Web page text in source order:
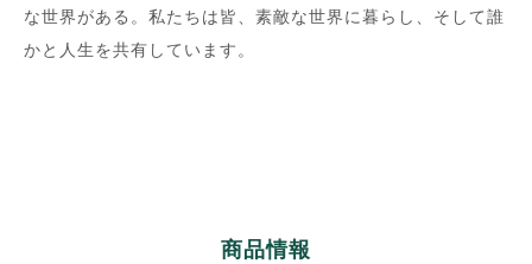
な世界がある。私たちは皆、素敵な世界に暮らし、そして誰
かと人生を共有しています。
商品情報